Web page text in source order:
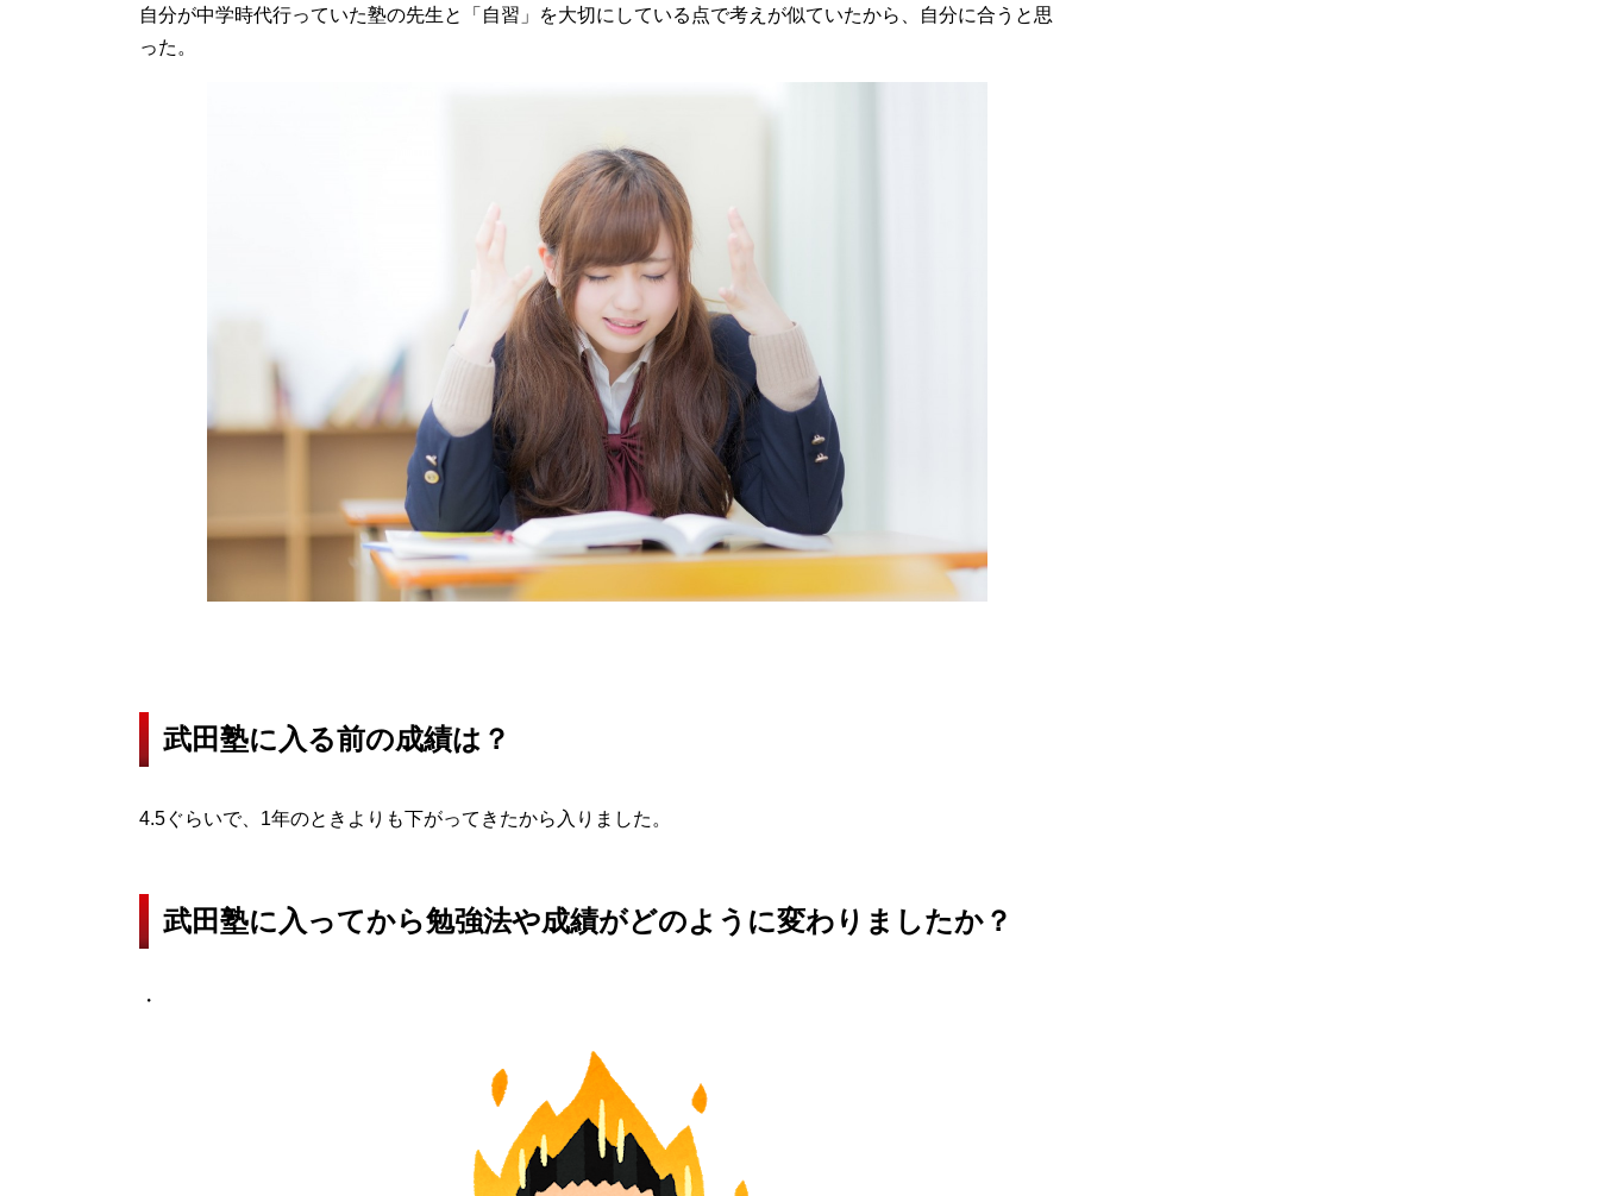
自分が中学時代行っていた塾の先生と「自習」を大切にしている点で考えが似ていたから、自分に合うと思
った。
武田塾に入る前の成績は？
4.5ぐらいで、1年のときよりも下がってきたから入りました。
武田塾に入ってから勉強法や成績がどのように変わりましたか？
・